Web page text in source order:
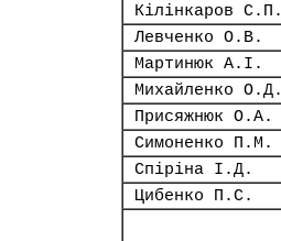
Кілінкаров С.П.
Левченко О.В.
Мартинюк А.І.
Михайленко О.Д.
Присяжнюк О.А.
Симоненко П.М.
Спіріна І.Д.
Цибенко П.С.